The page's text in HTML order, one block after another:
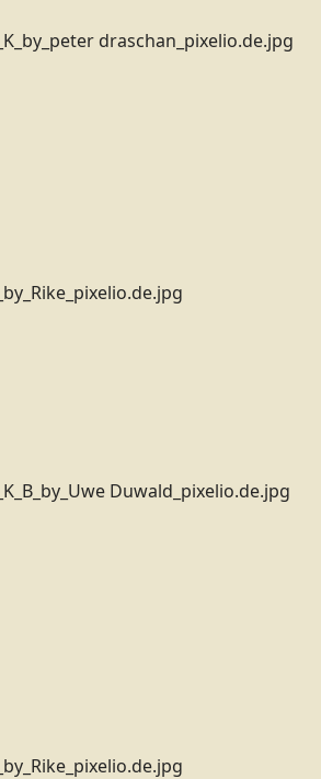
draschan_pixelio.de.jpg
Duwald_pixelio.de.jpg